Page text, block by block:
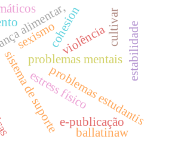
problemas mentais
sistema de suporte
alimentar,
estress físico
problemas estudantis
violência
e-publicação
cohesion estabilidade
cultivar
ballatinaw
sexismo